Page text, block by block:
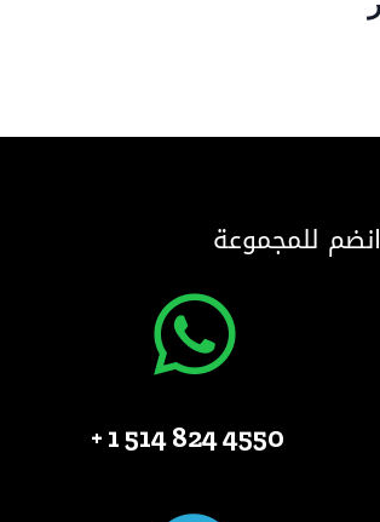
انضم للمجموعة
4550 824 514 1 +